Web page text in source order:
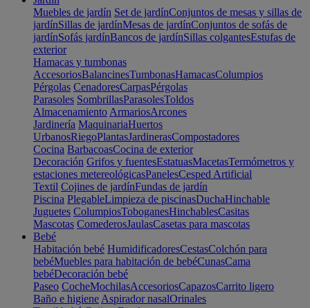
Muebles de jardín Set de jardínConjuntos de mesas y sillas de
jardínSillas de jardínMesas de jardínConjuntos de sofás de
jardínSofás jardínBancos de jardínSillas colgantesEstufas de
exterior
Hamacas y tumbonas
AccesoriosBalancinesTumbonasHamacasColumpios
Pérgolas CenadoresCarpasPérgolas
Parasoles SombrillasParasolesToldos
Almacenamiento ArmariosArcones
Jardinería MaquinariaHuertos
UrbanosRiegoPlantasJardinerasCompostadores
Cocina BarbacoasCocina de exterior
Decoración Grifos y fuentesEstatuasMacetasTermómetros y
estaciones metereológicasPanelesCesped Artificial
Textil Cojines de jardínFundas de jardín
Piscina PlegableLimpieza de piscinasDuchaHinchable
Juguetes ColumpiosToboganesHinchablesCasitas
Mascotas ComederosJaulasCasetas para mascotas
Bebé
Habitación bebé HumidificadoresCestasColchón para
bebéMuebles para habitación de bebéCunasCama
bebéDecoración bebé
Paseo CocheMochilasAccesoriosCapazosCarrito ligero
Baño e higiene Aspirador nasalOrinales